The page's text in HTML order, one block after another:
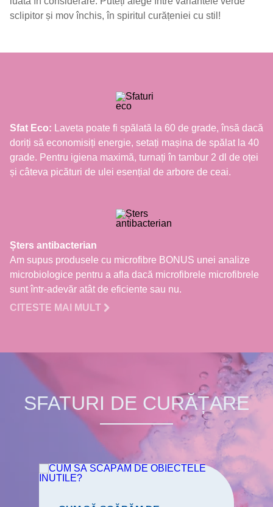
sclipitor și mov închis, în spiritul curățeniei cu stil!
Sfat Eco: Laveta poate fi spălată la 60 de grade, însă dacă
doriți să economisiți energie, setați mașina de spălat la 40
grade. Pentru igiena maximă, turnați în tambur 2 dl de oței
și câteva picături de ulei esențial de arbore de ceai.
Șters antibacterian
Am supus produsele cu microfibre BONUS unei analize
microbiologice pentru a afla dacă microfibrele microfibrele
sunt într-adevăr atât de eficiente sau nu.
CITESTE MAI MULT
SFATURI DE CURĂȚARE